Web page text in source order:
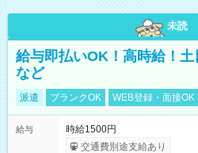
未読
給与即払いOK！高時給！
など
派遣 ブランクOK WEB登録・面接OK
給与
時給1500円
交通費別途支給あり